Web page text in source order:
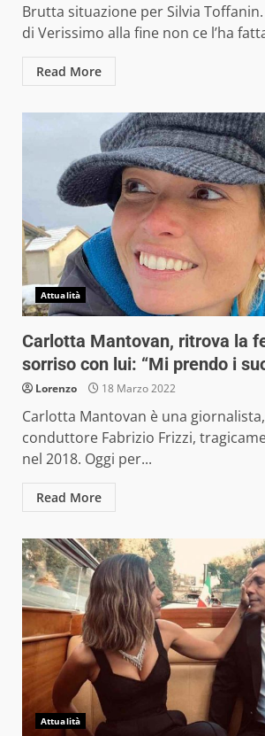
Brutta situazione per Silvia
di Verissimo alla fine non ce l’ha
Read More
Attualità
Carlotta Mantovan, ritrova la
sorriso con lui: “Mi prendo i
Lorenzo 18 Marzo 2022
Carlotta Mantovan è una
conduttore Fabrizio Frizzi,
nel 2018. Oggi per...
Read More
Attualità